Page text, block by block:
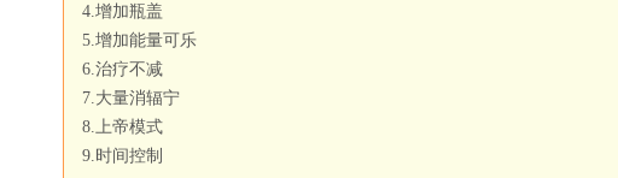
4.增加瓶盖
5.增加能量可乐
6.治疗不减
7.大量消辐宁
8.上帝模式
9.时间控制